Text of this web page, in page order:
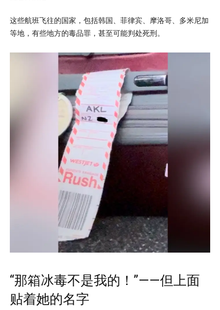
这些航班飞往的国家，包括韩国、菲律宾、摩洛哥、多米尼加
等地，有些地方的毒品罪，甚至可能判处死刑。
“那箱冰毒不是我的！”——但上面
贴着她的名字